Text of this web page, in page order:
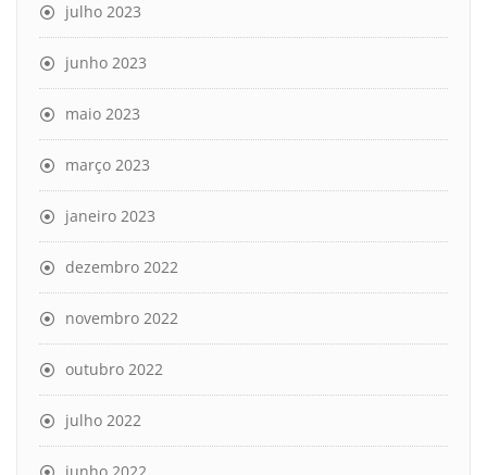
julho 2023
junho 2023
maio 2023
março 2023
janeiro 2023
dezembro 2022
novembro 2022
outubro 2022
julho 2022